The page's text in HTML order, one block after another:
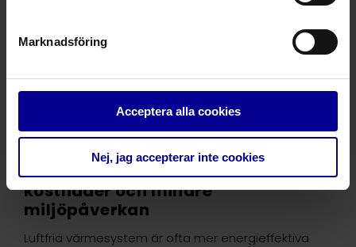
Marknadsföring
Acceptera alla cookies
Nej, jag accepterar inte cookies
Effektivare vård med lägre
kostnader och mindre
miljöpåverkan
Luftfria värmesystem är ofta mer energieffektiva